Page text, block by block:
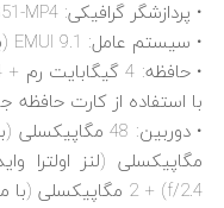
• پردازشگر گرافیکی: Mali G51-MP4
• سیستم عامل: EMUI 9.1 (برپایه اندروید 9)
با استفاده از کارت حافظه جانبی تا
مگاپیکسلی (لنز اولترا
f/2.4) + 2 مگاپیکسلی (با مشخصه گشودگی دیافراگم f2.4)